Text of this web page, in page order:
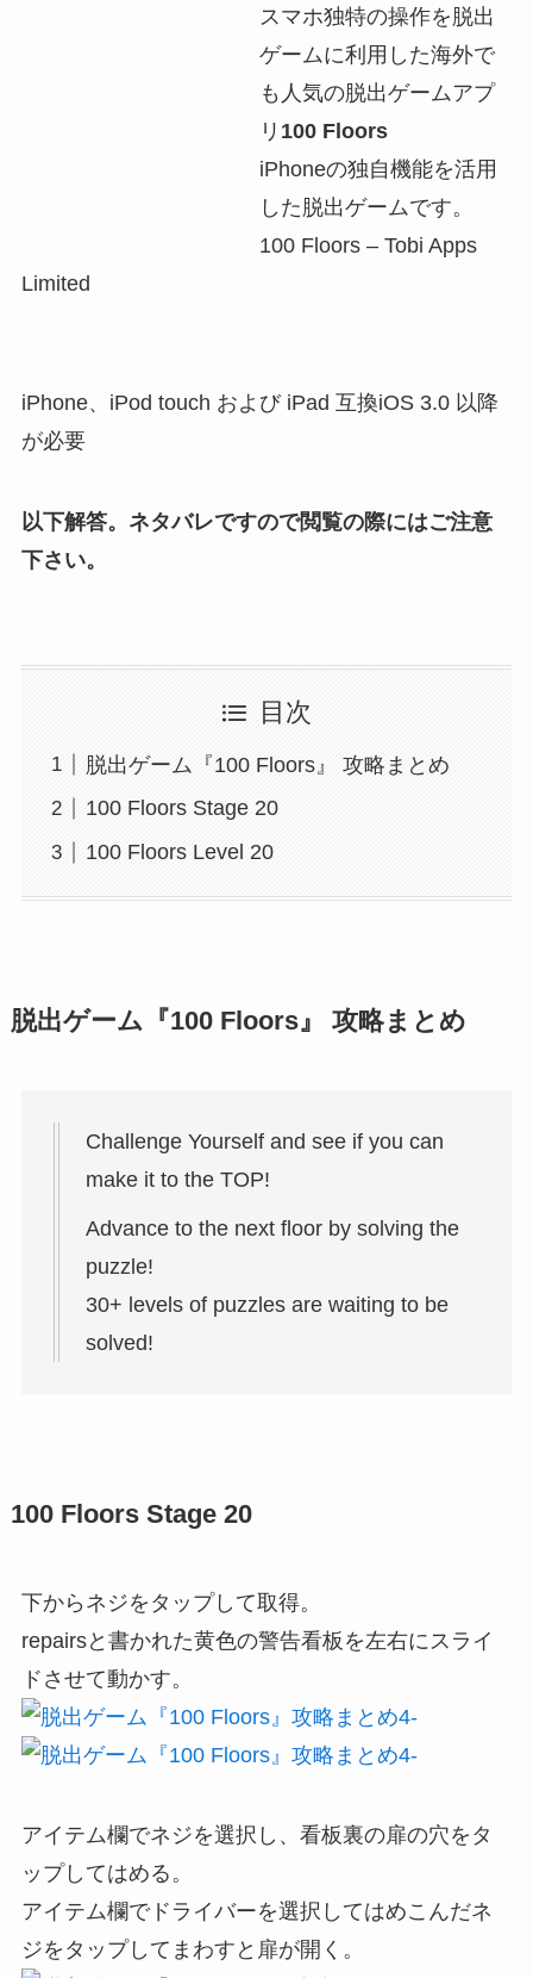
スマホ独特の操作を脱出
ゲームに利用した海外で
も人気の脱出ゲームアプ
リ 100 Floors
iPhoneの独自機能を活用
した脱出ゲームです。
100 Floors – Tobi Apps
Limited
iPhone、iPod touch および iPad 互換iOS 3.0 以降
が必要
以下解答。ネタバレですので閲覧の際にはご注意
下さい。
目次
脱出ゲーム『100 Floors』 攻略まとめ
100 Floors Stage 20
100 Floors Level 20
脱出ゲーム『100 Floors』 攻略まとめ
Challenge Yourself and see if you can
make it to the TOP!
Advance to the next floor by solving the
puzzle!
30+ levels of puzzles are waiting to be
solved!
100 Floors Stage 20
下からネジをタップして取得。
repairsと書かれた黄色の警告看板を左右にスライ
ドさせて動かす。
アイテム欄でネジを選択し、看板裏の扉の穴をタ
ップしてはめる。
アイテム欄でドライバーを選択してはめこんだネ
ジをタップしてまわすと扉が開く。